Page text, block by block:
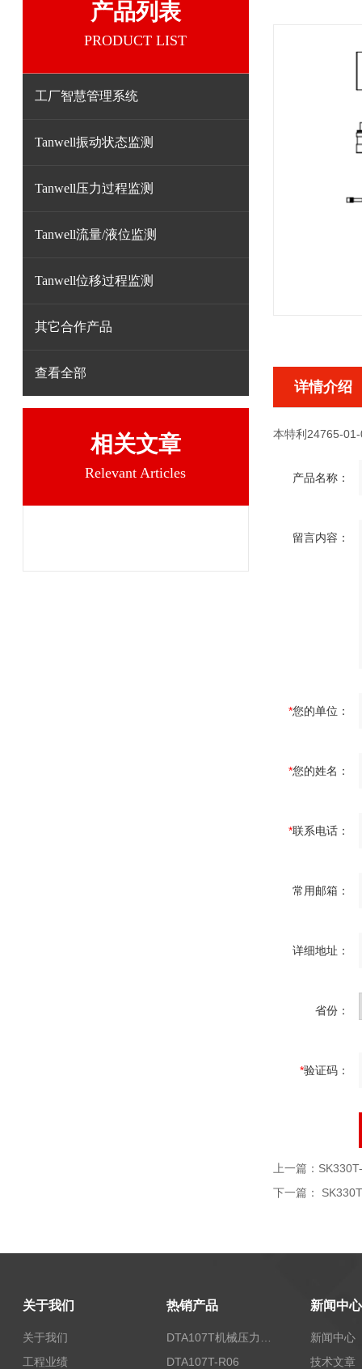
产品列表
PRODUCT LIST
工厂智慧管理系统
Tanwell振动状态监测
Tanwell压力过程监测
Tanwell流量/液位监测
Tanwell位移过程监测
其它合作产品
查看全部
相关文章
Relevant Articles
详情介绍
本特利24765-
产品名称：
留言内容：
*您的单位：
*您的姓名：
*联系电话：
常用邮箱：
详细地址：
省份：
*验证码：
上一篇：
下一篇：
关于我们
关于我们
工程业绩
热销产品
DTA107T-R06
新闻中心
新闻中心
技术文章